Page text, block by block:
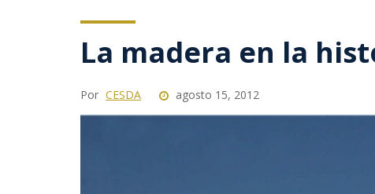
La madera en la
Por CESDA agosto 15, 2012